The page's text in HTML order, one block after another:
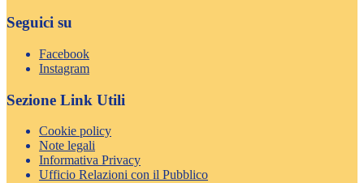
Seguici su
Facebook
Instagram
Sezione Link Utili
Cookie policy
Note legali
Informativa Privacy
Ufficio Relazioni con il Pubblico